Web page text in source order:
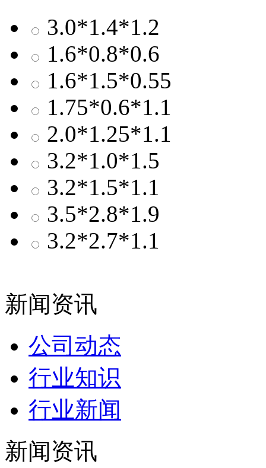
3.0*1.4*1.2
1.6*0.8*0.6
1.6*1.5*0.55
1.75*0.6*1.1
2.0*1.25*1.1
3.2*1.0*1.5
3.2*1.5*1.1
3.5*2.8*1.9
3.2*2.7*1.1
新闻资讯
公司动态
行业知识
行业新闻
新闻资讯